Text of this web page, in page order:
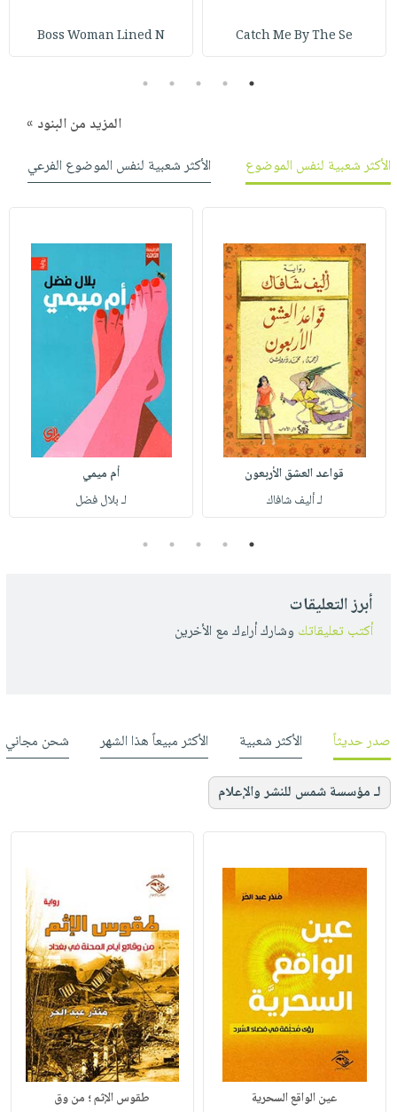
أطفال
مناسبات
أسئلة
وفرات
تواصل
معنا
عربة
التسوق
Catch Me By The Se
Boss Woman Lined N
1
2
3
4
5
المزيد من البنود »
الأكثر شعبية لنفس الموضوع
الأكثر شعبية لنفس الموضوع الفرعي
قواعد العشق الأربعون
لـ أليف شافاك
أم ميمي
لـ بلال فضل
1
2
3
4
5
أبرز التعليقات
أكتب تعليقاتك وشارك أراءك مع الأخرين
صدر حديثاً الأكثر شعبية الأكثر مبيعاً هذا الشهر شحن مجاني
لـ مؤسسة شمس للنشر والإعلام
عين الواقع السحرية طقوس الإثم ؛ من وق